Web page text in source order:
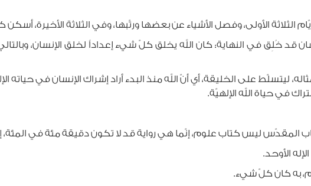
الثلاثة الأولى، وفصل الأشياء عن بعضها ورتّبها، وفي الثلاثة الأخيرة،
النهاية: كان الله يخلق كلّ شيء إعداداً لخلق الإنسان،
على الخليقة، أي أنّ الله منذ البدء أراد إشراك الإنسان في حياته
في حياة الله الإلهيّة.
المقدّس ليس كتاب علوم، إنّما هي رواية قد لا تكون دقيقة مئة في المئة،
الأوحد.
كان كلّ شيء.